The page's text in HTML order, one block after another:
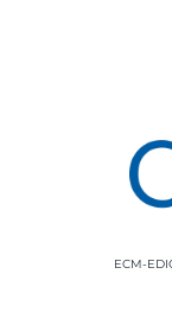
ECM-